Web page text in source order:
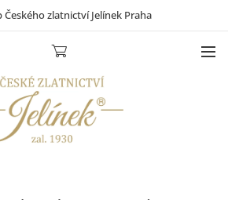
Českého zlatnictví Jelínek Praha